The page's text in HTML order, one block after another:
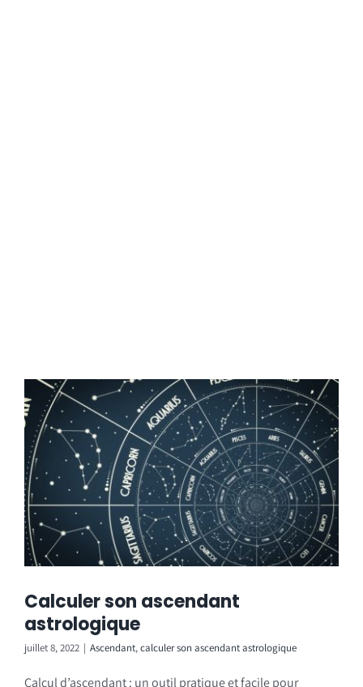
Calculer son ascendant
astrologique
juillet 8, 2022 | Ascendant,calculer son ascendant astrologique
Calcul d’ascendant : un outil pratique et facile pour